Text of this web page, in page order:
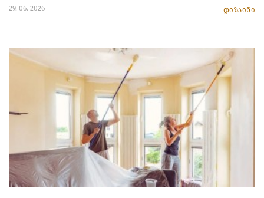
29. 06. 2026 დიზაინი